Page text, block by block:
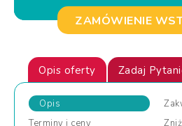
ZAMÓWIENIE
Opis oferty Zadaj
Opis
Terminy i ceny